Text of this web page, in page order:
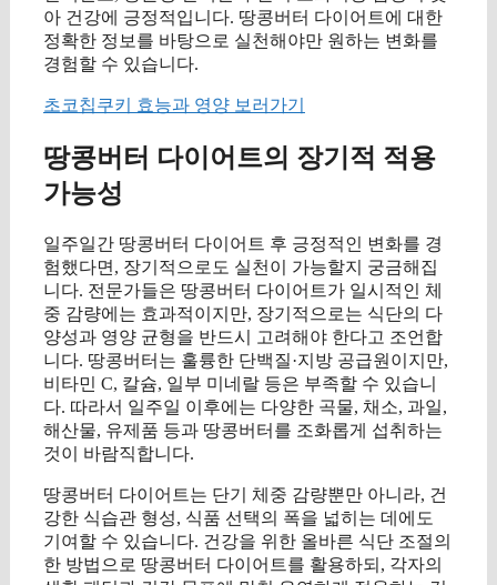
아 건강에 긍정적입니다. 땅콩버터 다이어트에 대한
정확한 정보를 바탕으로 실천해야만 원하는 변화를
경험할 수 있습니다.
초코칩쿠키 효능과 영양 보러가기
땅콩버터 다이어트의 장기적 적용
가능성
일주일간 땅콩버터 다이어트 후 긍정적인 변화를 경
험했다면, 장기적으로도 실천이 가능할지 궁금해집
니다. 전문가들은 땅콩버터 다이어트가 일시적인 체
중 감량에는 효과적이지만, 장기적으로는 식단의 다
양성과 영양 균형을 반드시 고려해야 한다고 조언합
니다. 땅콩버터는 훌륭한 단백질·지방 공급원이지만,
비타민 C, 칼슘, 일부 미네랄 등은 부족할 수 있습니
다. 따라서 일주일 이후에는 다양한 곡물, 채소, 과일,
해산물, 유제품 등과 땅콩버터를 조화롭게 섭취하는
것이 바람직합니다.
땅콩버터 다이어트는 단기 체중 감량뿐만 아니라, 건
강한 식습관 형성, 식품 선택의 폭을 넓히는 데에도
기여할 수 있습니다. 건강을 위한 올바른 식단 조절의
한 방법으로 땅콩버터 다이어트를 활용하되, 각자의